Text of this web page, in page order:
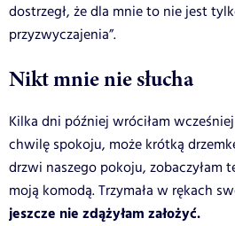
dostrzegł, że dla mnie to nie jest
przyzwyczajenia”.
Nikt mnie nie słucha
Kilka dni później wróciłam
chwilę spokoju, może krótką
drzwi naszego pokoju, zobaczyłam
moją komodą. Trzymała w rękach
jeszcze nie zdążyłam założyć.